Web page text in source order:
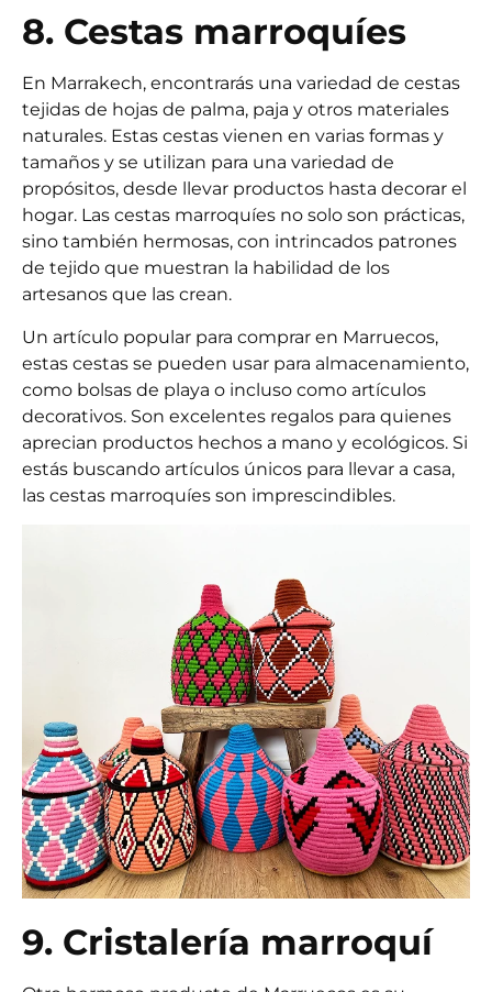
8. Cestas marroquíes
En Marrakech, encontrarás una variedad de cestas
tejidas de hojas de palma, paja y otros materiales
naturales. Estas cestas vienen en varias formas y
tamaños y se utilizan para una variedad de
propósitos, desde llevar productos hasta decorar el
hogar. Las cestas marroquíes no solo son prácticas,
sino también hermosas, con intrincados patrones
de tejido que muestran la habilidad de los
artesanos que las crean.
Un artículo popular para comprar en Marruecos,
estas cestas se pueden usar para almacenamiento,
como bolsas de playa o incluso como artículos
decorativos. Son excelentes regalos para quienes
aprecian productos hechos a mano y ecológicos. Si
estás buscando artículos únicos para llevar a casa,
las cestas marroquíes son imprescindibles.
9. Cristalería marroquí